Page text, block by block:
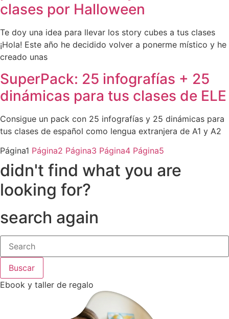
clases por Halloween
Te doy una idea para llevar los story cubes a tus clases
¡Hola! Este año he decidido volver a ponerme místico y he
creado unas
SuperPack: 25 infografías + 25
dinámicas para tus clases de ELE
Consigue un pack con 25 infografías y 25 dinámicas para
tus clases de español como lengua extranjera de A1 y A2
Página1 Página2 Página3 Página4 Página5
didn't find what you are
looking for?
search again
Buscar
Ebook y taller de regalo